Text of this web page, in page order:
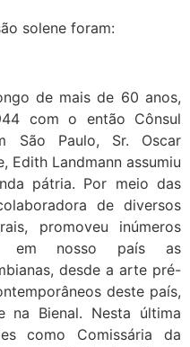
solene foram:
de mais de 60 anos,
com o então Cônsul
São Paulo, Sr. Oscar
Edith Landmann assumiu
pátria. Por meio das
de diversos
promoveu inúmeros
em nosso país as
desde a arte pré-
deste país,
na Bienal. Nesta última
como Comissária da